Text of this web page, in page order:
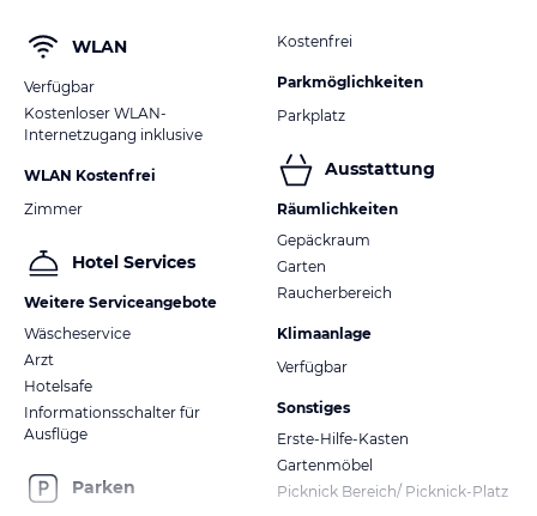
WLAN
Verfügbar
Kostenloser WLAN-
Internetzugang inklusive
WLAN Kostenfrei
Zimmer
Hotel Services
Weitere Serviceangebote
Wäscheservice
Arzt
Hotelsafe
Informationsschalter für
Ausflüge
Parken
Kostenfrei
Parkmöglichkeiten
Parkplatz
Ausstattung
Räumlichkeiten
Gepäckraum
Garten
Raucherbereich
Klimaanlage
Verfügbar
Sonstiges
Erste-Hilfe-Kasten
Gartenmöbel
Picknick Bereich/ Picknick-Platz